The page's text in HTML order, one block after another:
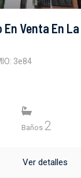
Venta En
3e84
Baños 2
Ver detalles